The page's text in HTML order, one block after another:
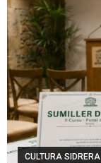
CULTURA SIDRERA